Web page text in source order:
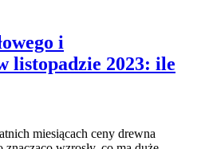
i
listopadzie 2023: ile
miesiącach ceny drewna